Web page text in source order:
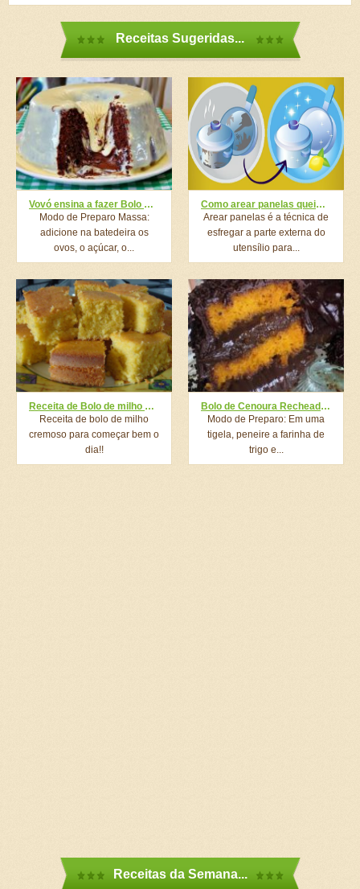
Receitas Sugeridas...
Vovó ensina a fazer Bolo Vulcão de Leite Ninho que dá água na boca só de olhar
Modo de Preparo Massa:
adicione na batedeira os
ovos, o açúcar, o...
Como arear panelas queimadas e sem brilho sem estragar
Arear panelas é a técnica de
esfregar a parte externa do
utensílio para...
Receita de Bolo de milho cremoso
Receita de bolo de milho
cremoso para começar bem o
dia!!
Bolo de Cenoura Recheado com Brigadeiro Gourmet
Modo de Preparo: Em uma
tigela, peneire a farinha de
trigo e...
Receitas da Semana...